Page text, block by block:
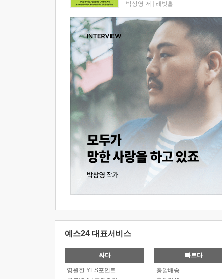
박상영 저 래빗홀
예스24 대표서비스
싸다
영원한 YES포인트
빠르다
총알배송